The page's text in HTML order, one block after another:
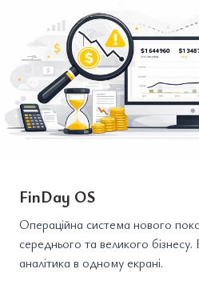
FinDay OS
Операційна система нового
середнього та великого бізнесу.
аналітика в одному екрані.